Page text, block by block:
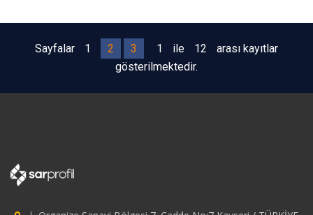
Sayfalar 1 2 3 1 ile 12
arası kayıtlar
gösterilmektedir.